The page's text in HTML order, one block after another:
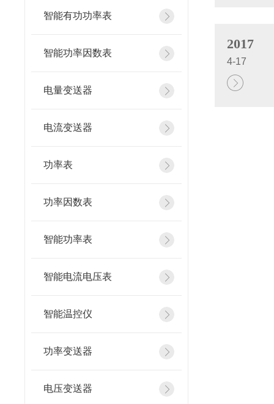
智能有功功率表
智能功率因数表
电量变送器
电流变送器
功率表
功率因数表
智能功率表
智能电流电压表
智能温控仪
功率变送器
电压变送器
2017
4-17